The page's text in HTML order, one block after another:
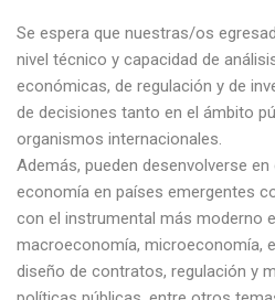
Se espera que nuestras/os
nivel técnico y capacidad de
económicas, de regulación y de
de decisiones tanto en el ámbito
organismos internacionales.
Además, pueden desenvolverse
economía en países emergentes
con el instrumental más moderno
macroeconomía, microeconomía,
diseño de contratos, regulación y